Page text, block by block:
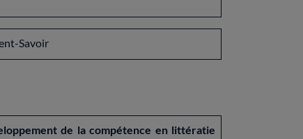
Savoir
de la compétence en littératie